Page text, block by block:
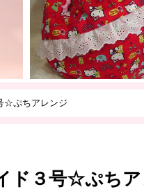
☆ぷちアレンジ
ド３号☆ぷち